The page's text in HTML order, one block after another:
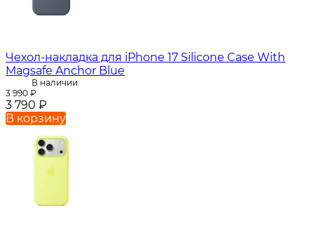
Чехол-накладка для iPhone 17 Silicone Case With
Magsafe Anchor Blue
В наличии
3 990 ₽
3 790 ₽
В корзину